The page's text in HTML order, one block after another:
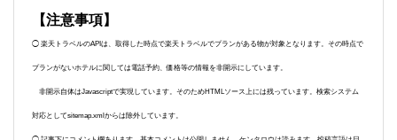
【注意事項】
◯ 楽天トラベルのAPIは、取得した時点で楽天トラベルでプランがある物が対象となります。その時点で
プランがないホテルに関しては電話予約、価格等の情報を非開示にしています。
非開示自体はJavascriptで実現しています。そのためHTMLソース上には残っています。検索システム
対応としてsitemap.xmlからは除外しています。